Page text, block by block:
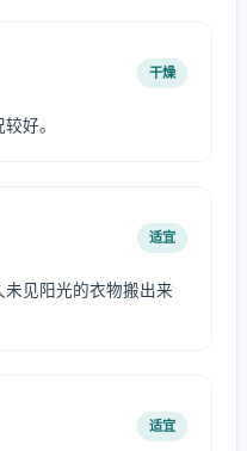
干燥
好。
适宜
见阳光的衣物搬出来
适宜